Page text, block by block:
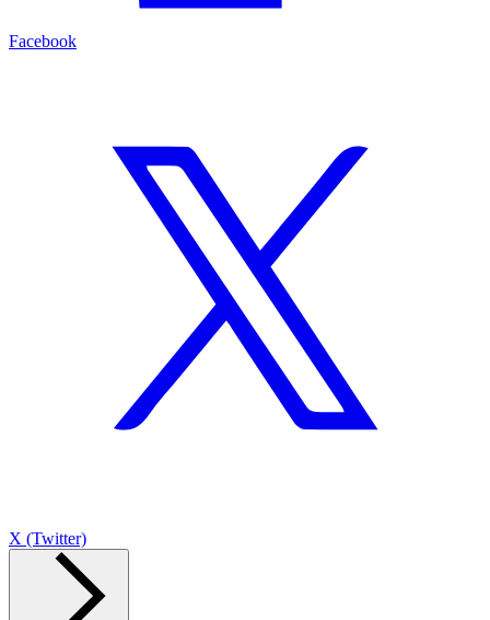
Facebook
X (Twitter)